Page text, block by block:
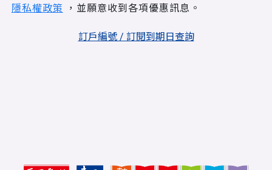
隱私權政策 ，並願意收到各項優惠訊息。
訂戶編號 / 訂閱到期日查詢